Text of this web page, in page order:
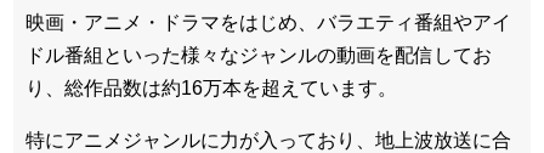
映画・アニメ・ドラマをはじめ、バラエティ番組やアイ
ドル番組といった様々なジャンルの動画を配信してお
り、総作品数は約16万本を超えています。
特にアニメジャンルに力が入っており、地上波放送に合